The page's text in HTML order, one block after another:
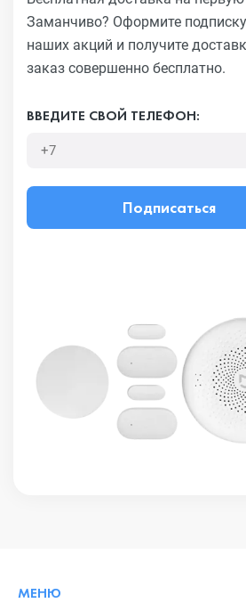
Заманчиво? Оформите
наших акций и получите
заказ совершенно бесплатно.
ВВЕДИТЕ СВОЙ ТЕЛЕФОН:
Подписаться
МЕНЮ